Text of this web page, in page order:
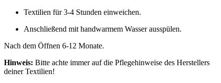
Textilien für 3-4 Stunden einweichen.
Anschließend mit handwarmem Wasser ausspülen.
Nach dem Öffnen 6-12 Monate.
Hinweis: Bitte achte immer auf die Pflegehinweise des Herstellers
deiner Textilien!